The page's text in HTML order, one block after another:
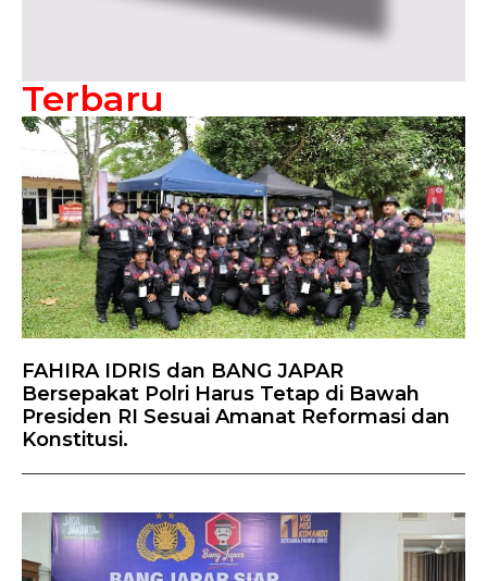
Terbaru
FAHIRA IDRIS dan BANG JAPAR
Bersepakat Polri Harus Tetap di Bawah
Presiden RI Sesuai Amanat Reformasi dan
Konstitusi.